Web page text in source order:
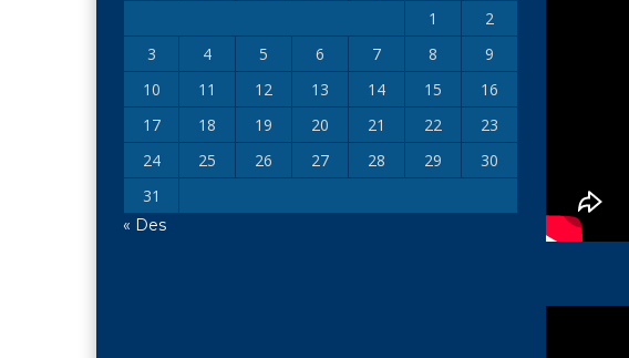
1
2
3
4 5 6 7 8
9
10
11 12 13 14 15
16
17
18 19 20 21 22
23
24
25 26 27 28 29
30
31
« Des